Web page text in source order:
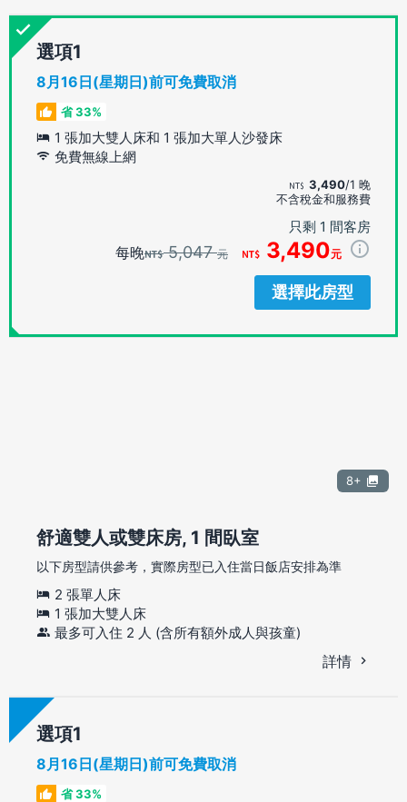
選項
8月16日(星期日)前可免費取消
省 33%
1 張加大雙人床和 1 張加大單人沙發床
免費無線上網
3,490/1 晚
不含稅金和服務費
只剩 1 間客房
每晚 5,047元 3,490元
選擇此房型
8+
舒適雙人或雙床房, 1 間臥室
以下房型請供參考，實際房型已入住當日飯店安排為準
2 張單人床
1 張加大雙人床
最多可入住 2 人 (含所有額外成人與孩童)
詳情
選項
8月16日(星期日)前可免費取消
省 33%